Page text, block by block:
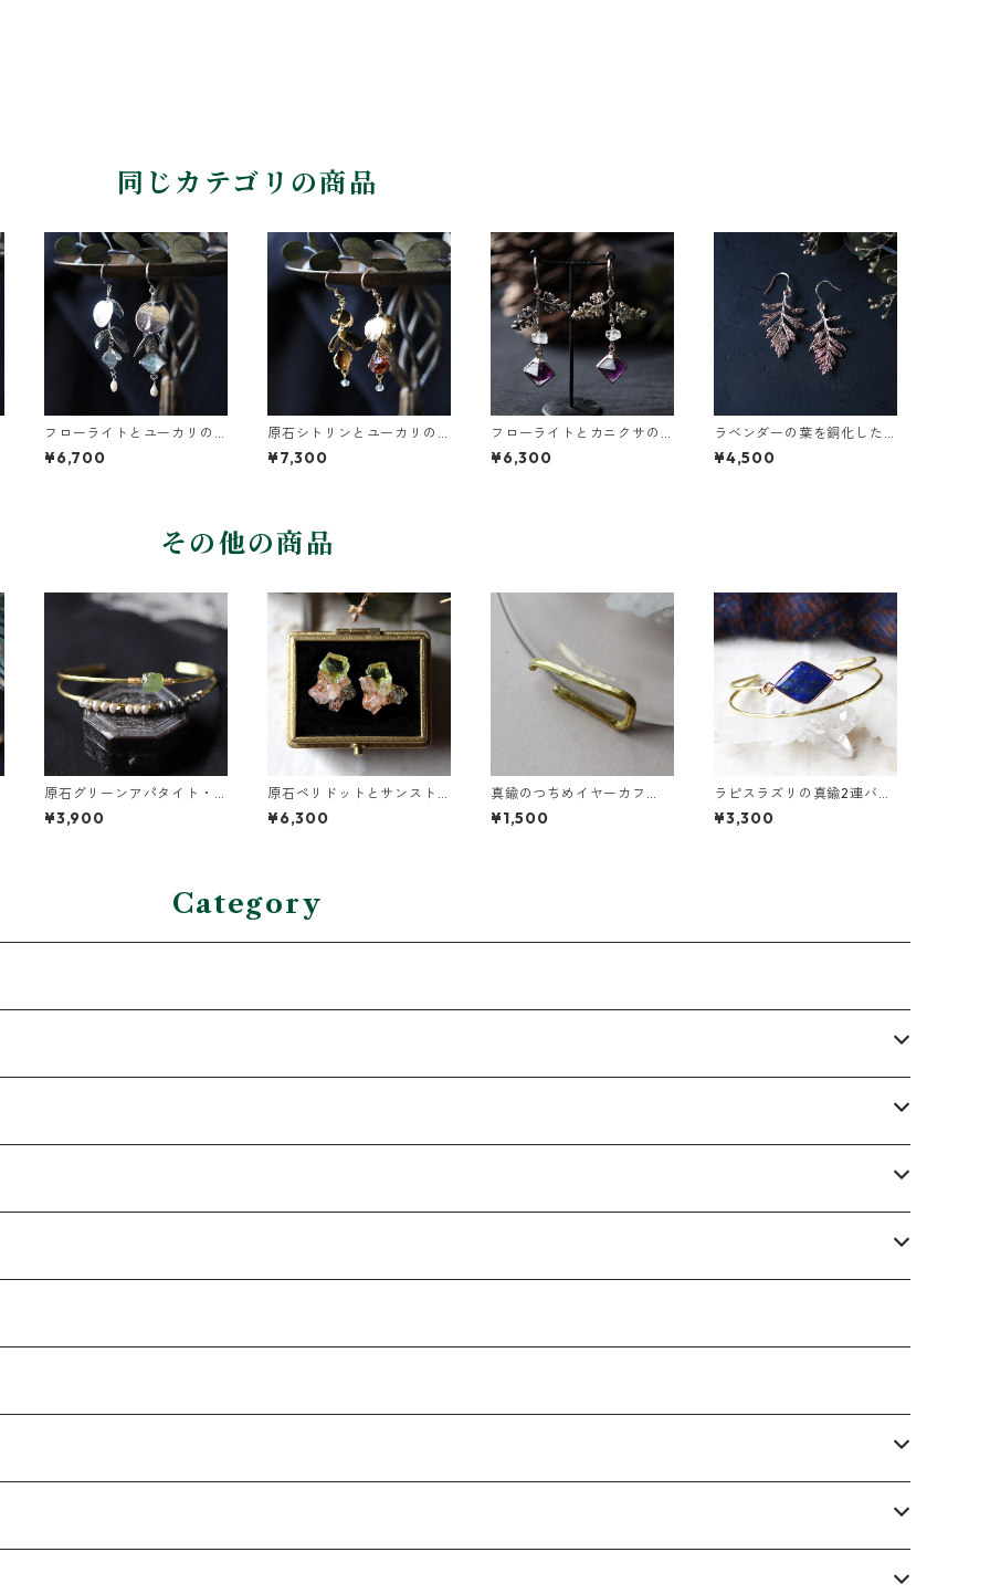
同じカテゴリの商品
フローライトとユーカリの
葉ピアス
¥6,700
原石シトリンとユーカリの
葉のピアス
¥7,300
フローライトとカニクサの
葉ピアス
¥6,300
ラベンダーの葉を銅化した
ピアス
¥4,500
その他の商品
原石グリーンアパタイト・
グレーパールの2連バングル
¥3,900
原石ペリドットとサンスト
ーンのプチピアス
¥6,300
真鍮のつちめイヤーカフ
（インダストリアル風）
¥1,500
ラピスラズリの真鍮2連バン
グル
¥3,300
Category